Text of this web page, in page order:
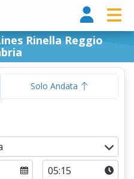
Rinella Reggio
Solo Andata